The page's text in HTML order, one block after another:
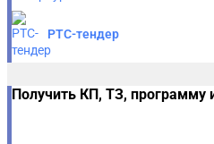
РТС-тендер
Получить КП, ТЗ, программу